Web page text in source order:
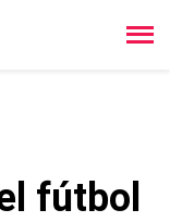
fútbol